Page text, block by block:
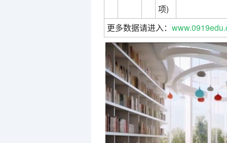
项)
更多数据请进入：